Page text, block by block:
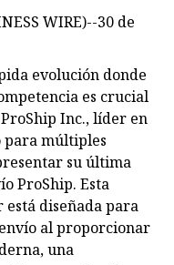
WIRE)--30 de
evolución donde
es crucial
Inc., líder en
para múltiples
su última
ProShip. Esta
está diseñada para
al proporcionar
una